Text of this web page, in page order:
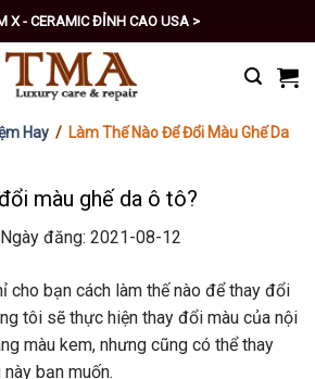
- TỰ CHĂM SÓC XE SỐ 1 >
Hay / Làm Thế Nào Để Đổi Màu Ghế Da
màu ghế da ô tô?
Ngày đăng: 2021-08-12
cho bạn cách làm thế nào để thay đổi
tôi sẽ thực hiện thay đổi màu của nội
màu kem, nhưng cũng có thể thay
bạn muốn.